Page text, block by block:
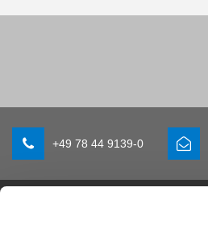
+49 78 44 9139-0